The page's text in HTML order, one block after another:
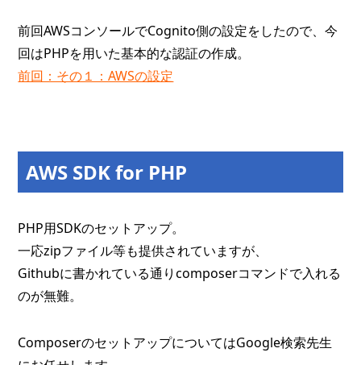
前回AWSコンソールでCognito側の設定をしたので、今
回はPHPを用いた基本的な認証の作成。
前回：その１：AWSの設定
AWS SDK for PHP
PHP用SDKのセットアップ。
一応zipファイル等も提供されていますが、
Githubに書かれている通りcomposerコマンドで入れる
のが無難。
ComposerのセットアップについてはGoogle検索先生